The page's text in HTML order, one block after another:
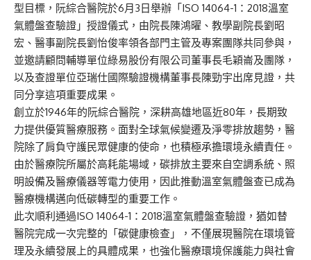
型目標，阮綜合醫院於6月3日舉辦「ISO 14064-1：2018溫室
氣體盤查驗證」授證儀式，由院長陳鴻曜、教學副院長劉昭
宏、醫事副院長劉怡俊率領各部門主管及專案團隊共同參與，
並邀請顧問輔導單位綠易股份有限公司董事長毛穎崙及團隊，
以及查證單位亞瑞仕國際驗證機構董事長陳勁宇出席見證，共
同分享這項重要成果。
創立於1946年的阮綜合醫院，深耕高雄地區近80年，長期致
力提供優質醫療服務。面對全球氣候變遷及淨零排放趨勢，醫
院除了肩負守護民眾健康的使命，也積極承擔環境永續責任。
由於醫療院所屬於高耗能場域，碳排放主要來自空調系統、照
明設備及醫療儀器等電力使用，因此推動溫室氣體盤查已成為
醫療機構邁向低碳轉型的重要工作。
此次順利通過ISO 14064-1：2018溫室氣體盤查驗證，猶如替
醫院完成一次完整的「碳健康檢查」，不僅展現醫院在環境管
理及永續發展上的具體成果，也強化醫療環境保護能力與社會